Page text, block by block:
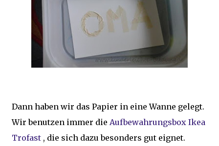
Dann haben wir das Papier in eine Wanne gelegt.
Wir benutzen immer die Aufbewahrungsbox Ikea
Trofast , die sich dazu besonders gut eignet.